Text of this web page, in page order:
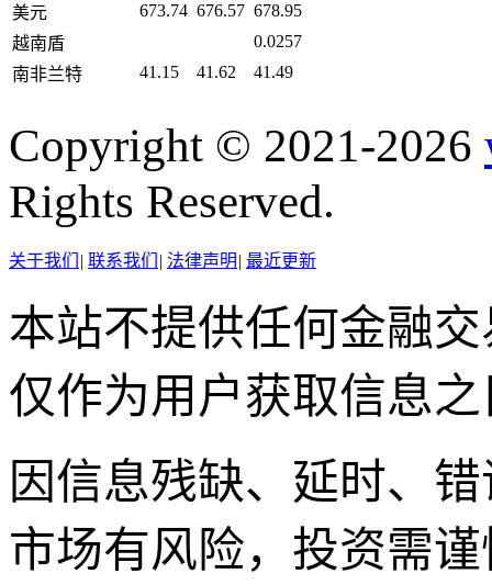
美元
673.74 676.57 678.95
越南盾
0.0257
南非兰特
41.15 41.62 41.49
Copyright © 2021-2026
Rights Reserved.
关于我们 | 联系我们 | 法律声明 | 最近更新
本站不提供任何金融
仅作为用户获取信息
因信息残缺、延时、
市场有风险，投资需